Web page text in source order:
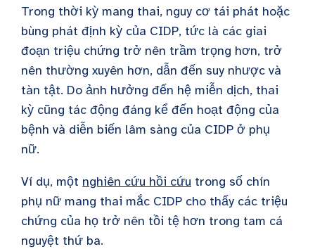
Trong thời kỳ mang thai, nguy cơ tái phát hoặc
bùng phát định kỳ của CIDP, tức là các giai
đoạn triệu chứng trở nên trầm trọng hơn, trở
nên thường xuyên hơn, dẫn đến suy nhược và
tàn tật. Do ảnh hưởng đến hệ miễn dịch, thai
kỳ cũng tác động đáng kể đến hoạt động của
bệnh và diễn biến lâm sàng của CIDP ở phụ
nữ.
Ví dụ, một nghiên cứu hồi cứu trong số chín
phụ nữ mang thai mắc CIDP cho thấy các triệu
chứng của họ trở nên tồi tệ hơn trong tam cá
nguyệt thứ ba.